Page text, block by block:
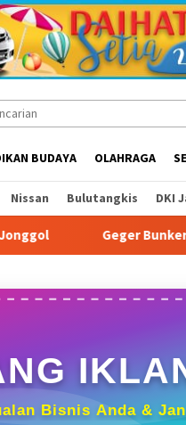
BUDAYA OLAHRAGA
Nissan Bulutangkis DKI
Rahasia di SD Islam
Bisnis Anda &